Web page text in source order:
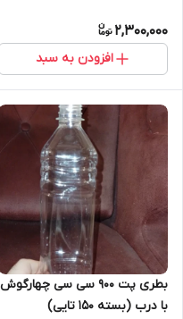
2,300,000
افزودن به سبد
بطری پت ۹۰۰ سی سی چهارگوش
با درب (بسته ۱۵۰ تایی)